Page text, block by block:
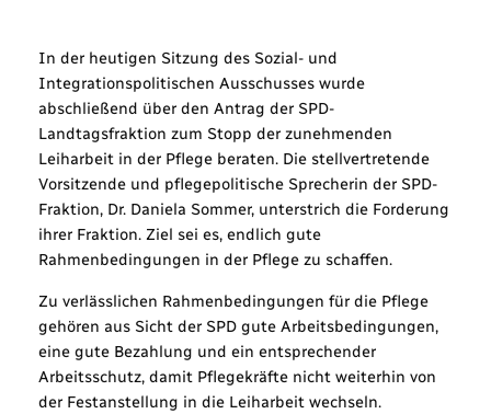
In der heutigen Sitzung des Sozial- und
Integrationspolitischen Ausschusses wurde
abschließend über den Antrag der SPD-
Landtagsfraktion zum Stopp der zunehmenden
Leiharbeit in der Pflege beraten. Die stellvertretende
Vorsitzende und pflegepolitische Sprecherin der SPD-
Fraktion, Dr. Daniela Sommer, unterstrich die Forderung
ihrer Fraktion. Ziel sei es, endlich gute
Rahmenbedingungen in der Pflege zu schaffen.
Zu verlässlichen Rahmenbedingungen für die Pflege
gehören aus Sicht der SPD gute Arbeitsbedingungen,
eine gute Bezahlung und ein entsprechender
Arbeitsschutz, damit Pflegekräfte nicht weiterhin von
der Festanstellung in die Leiharbeit wechseln.